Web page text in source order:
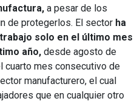
a pesar de los
de protegerlos. El sector ha
solo en el último mes
año, desde agosto de
cuarto mes consecutivo de
manufacturero, el cual
que en cualquier otro